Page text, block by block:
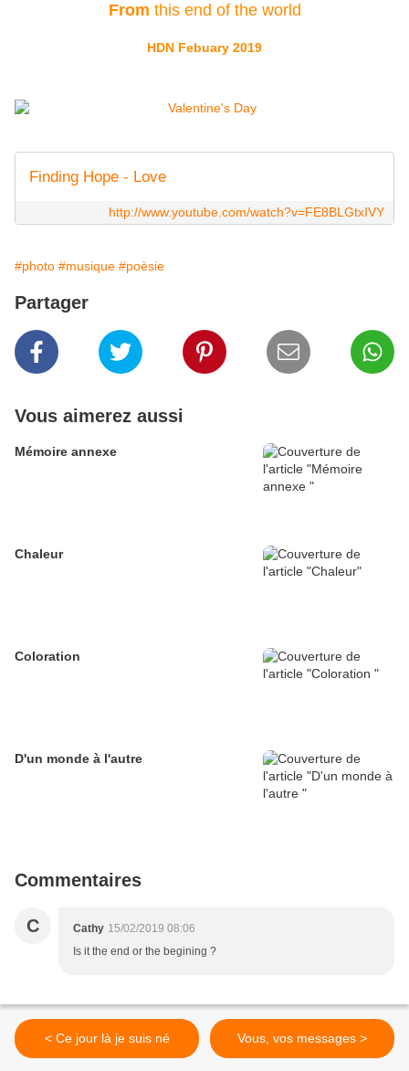
From this end of the world
HDN Febuary 2019
Finding Hope - Love
http://www.youtube.com/watch?v=FE8BLGtxIVY
#photo #musique #poèsie
Partager
Vous aimerez aussi
Mémoire annexe
Chaleur
Coloration
D'un monde à l'autre
Commentaires
C Cathy 15/02/2019 08:06
Is it the end or the begining ?
< Ce jour là je suis né Vous, vos messages >